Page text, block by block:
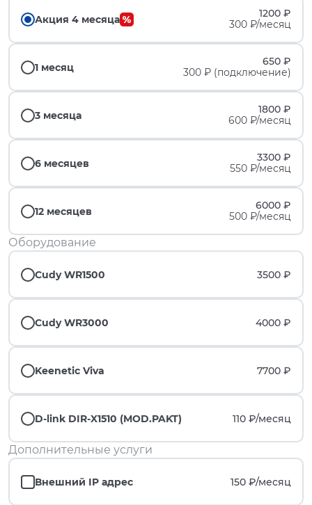
Акция 4 месяца
1200 ₽
300 ₽/месяц
1 месяц
650 ₽
300 ₽ (подключение)
3 месяца
1800 ₽
600 ₽/месяц
6 месяцев
3300 ₽
550 ₽/месяц
12 месяцев
6000 ₽
500 ₽/месяц
Оборудование
Cudy WR1500 3500 ₽
Cudy WR3000 4000 ₽
Keenetic Viva 7700 ₽
D-link DIR-X1510 (MOD.PAKT) 110 ₽/месяц
Дополнительные услуги
Внешний IP адрес 150 ₽/месяц